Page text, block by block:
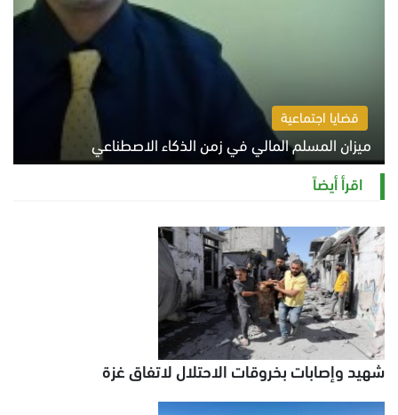
قضايا اجتماعية
ميزان المسلم المالي في زمن الذكاء الاصطناعي
السبت 8 أغسطس 2026 11:21 ص
اقرأ أيضاً
شهيد وإصابات بخروقات الاحتلال لاتفاق غزة